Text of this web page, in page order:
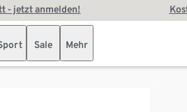
- jetzt anmelden!
Sale Mehr